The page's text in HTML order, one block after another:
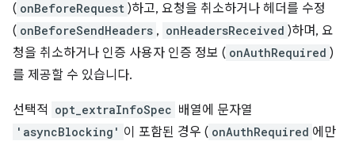
( onBeforeRequest )하고, 요청을 취소하거나 헤더를 수정
( onBeforeSendHeaders , onHeadersReceived )하며, 요
청을 취소하거나 인증 사용자 인증 정보 ( onAuthRequired )
를 제공할 수 있습니다.
선택적 opt_extraInfoSpec 배열에 문자열
'asyncBlocking' 이 포함된 경우 ( onAuthRequired 에만